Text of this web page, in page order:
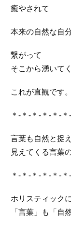
癒やされて
本来の自然な自
繋がって
そこから湧いて
これが直観です。
＊-＊-＊-＊-＊-
言葉も自然と捉
見えてくる言葉
＊-＊-＊-＊-＊-
ホリスティック
「言葉」も「自